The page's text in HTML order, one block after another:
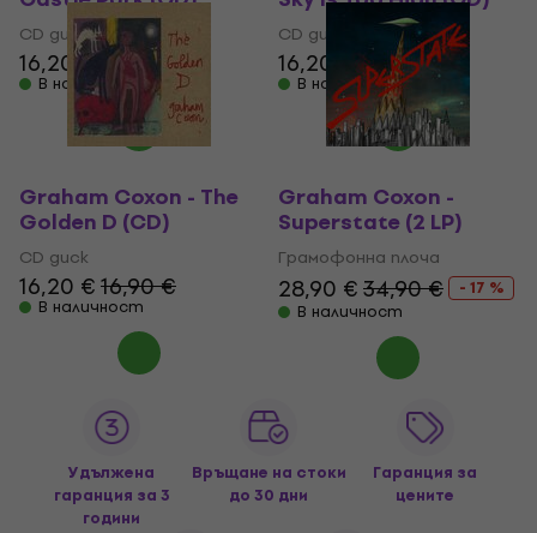
CD диск
16,20 € 16,90 €
В наличност
CD диск
16,20 € 16,90 €
В наличност
Graham Coxon - The
Golden D (CD)
CD диск
16,20 €16,90 €
В наличност
Graham Coxon -
Superstate (2 LP)
Грамофонна плоча
28,90 €34,90 €
- 17 %
В наличност
Удължена
гаранция за 3
години
Връщане на стоки
до 30 дни
Гаранция за
цените